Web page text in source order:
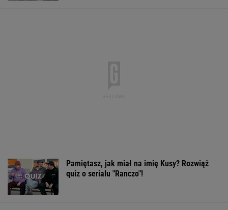
Pamiętasz, jak miał na imię Kusy? Rozwiąż
quiz o serialu "Ranczo"!